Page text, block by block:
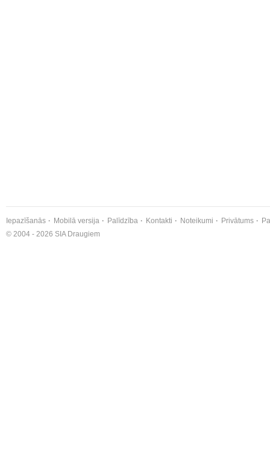
Iepazīšanās Mobilā versija Palīdzība Kontakti Noteikumi Privātums
© 2004 - 2026 SIA Draugiem